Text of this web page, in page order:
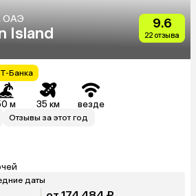
ОАЭ
Island
9.6
22 отзыва
Банка
м 35 км везде
Отзывы за этот год
даты